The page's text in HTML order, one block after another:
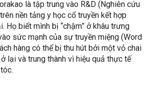
là tập trung vào R&D (Nghiên cứu
nền tảng y học cổ truyền kết hợp
Họ biết mình bị “chậm” ở khâu trưng
sức mạnh của sự truyền miệng (Word
hàng có thể bị thu hút bởi một vỏ chai
lại và trung thành vì hiệu quả thực tế